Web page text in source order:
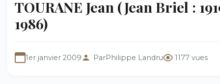
TOURANE Jean (Jean Briel :
1986)
1er janvier 2009 ParPhilippe Landru 1177 vues